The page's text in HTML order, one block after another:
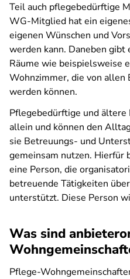
Teil auch pflegebedürftige
WG-Mitglied hat ein
eigenen Wünschen und
werden kann. Daneben
Räume wie beispielsweise
Wohnzimmer, die von
werden können.
Pflegebedürftige und
allein und können den
sie Betreuungs- und
gemeinsam nutzen. Hierfür
eine Person, die
betreuende Tätigkeiten
unterstützt. Diese Person
Was sind
Pflege-